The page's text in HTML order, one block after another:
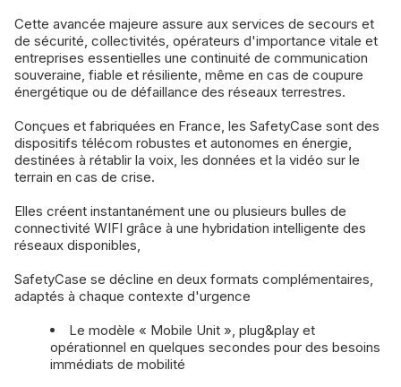
Cette avancée majeure assure aux services de secours et
de sécurité, collectivités, opérateurs d'importance vitale et
entreprises essentielles une continuité de communication
souveraine, fiable et résiliente, même en cas de coupure
énergétique ou de défaillance des réseaux terrestres.
Conçues et fabriquées en France, les SafetyCase sont des
dispositifs télécom robustes et autonomes en énergie,
destinées à rétablir la voix, les données et la vidéo sur le
terrain en cas de crise.
Elles créent instantanément une ou plusieurs bulles de
connectivité WIFI grâce à une hybridation intelligente des
réseaux disponibles,
SafetyCase se décline en deux formats complémentaires,
adaptés à chaque contexte d'urgence
Le modèle « Mobile Unit », plug&play et
opérationnel en quelques secondes pour des besoins
immédiats de mobilité